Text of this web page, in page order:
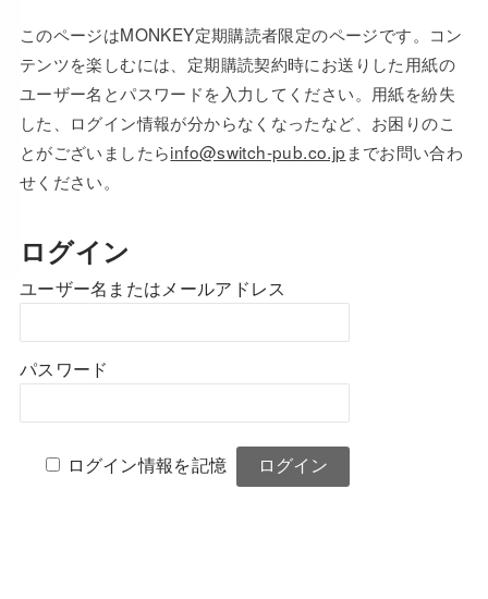
このページはMONKEY定期購読者限定のページです。コン
テンツを楽しむには、定期購読契約時にお送りした用紙の
ユーザー名とパスワードを入力してください。用紙を紛失
した、ログイン情報が分からなくなったなど、お困りのこ
とがございましたらinfo@switch-pub.co.jp までお問い合わ
せください。
ログイン
ユーザー名またはメールアドレス
パスワード
ログイン情報を記憶